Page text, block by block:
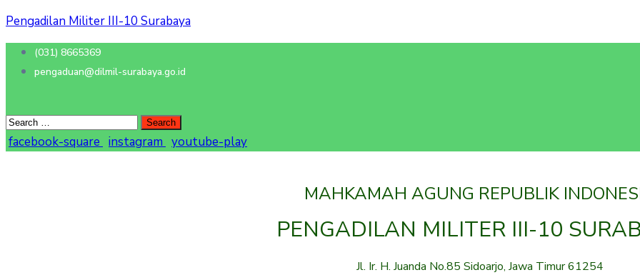
Pengadilan Militer III-10 Surabaya
(031) 8665369
pengaduan@dilmil-surabaya.go.id
facebook-square instagram youtube-play
MAHKAMAH AGUNG REPUBLIK
PENGADILAN MILITER III-10
Jl. Ir. H. Juanda No.85 Sidoarjo, Jawa Timur 61254